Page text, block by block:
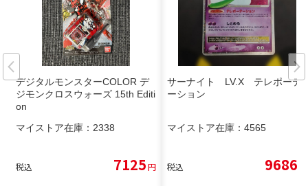
デジタルモンスターCOLOR デ
ジモンクロスウォーズ 15th Editi
on
マイストア在庫： 2338
税込 7125円
サーナイト LV.X テレポーテ
ーション
マイストア在庫： 4565
税込 9686